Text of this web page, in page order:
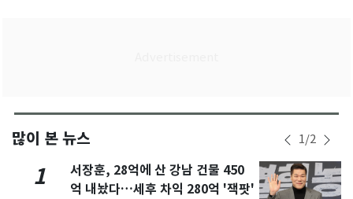
많이 본 뉴스 1/2
1
서장훈, 28억에 산 강남 건물 450
억 내놨다…세후 차익 280억 '잭팟'